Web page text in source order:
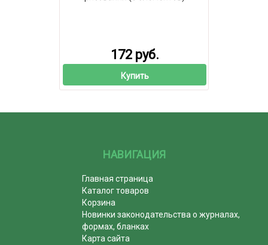
172 руб.
Купить
НАВИГАЦИЯ
Главная страница
Каталог товаров
Корзина
Новинки законодательства о журналах,
формах, бланках
Карта сайта